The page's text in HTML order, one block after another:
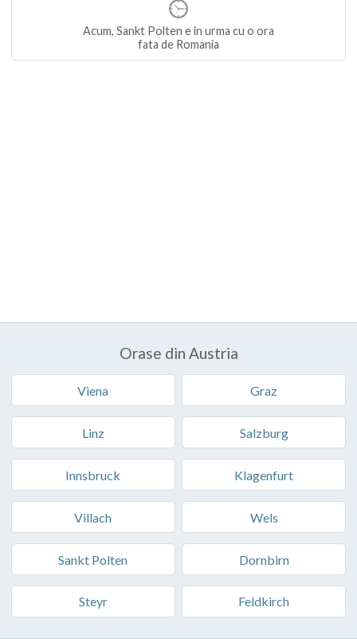
Acum, Sankt Polten e in urma cu o ora
fata de Romania
Orase din Austria
Viena Graz
Linz Salzburg
Innsbruck Klagenfurt
Villach Wels
Sankt Polten Dornbirn
Steyr Feldkirch